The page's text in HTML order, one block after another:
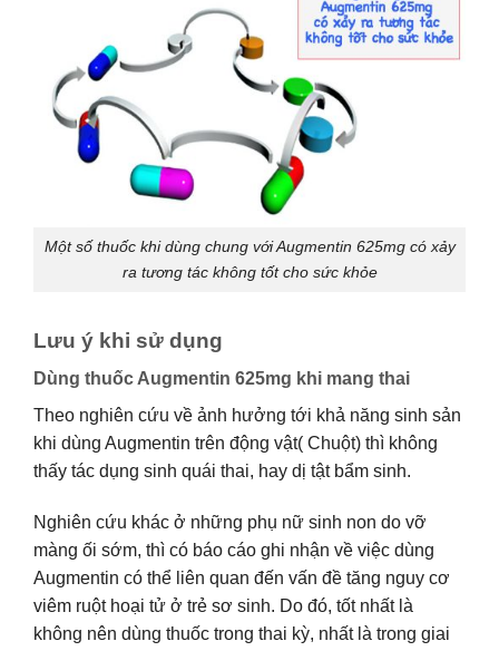
Một số thuốc khi dùng chung với Augmentin 625mg có xảy
ra tương tác không tốt cho sức khỏe
Lưu ý khi sử dụng
Dùng thuốc Augmentin 625mg khi mang thai
Theo nghiên cứu về ảnh hưởng tới khả năng sinh sản
khi dùng Augmentin trên động vật( Chuột) thì không
thấy tác dụng sinh quái thai, hay dị tật bẩm sinh.
Nghiên cứu khác ở những phụ nữ sinh non do vỡ
màng ối sớm, thì có báo cáo ghi nhận về việc dùng
Augmentin có thể liên quan đến vấn đề tăng nguy cơ
viêm ruột hoại tử ở trẻ sơ sinh. Do đó, tốt nhất là
không nên dùng thuốc trong thai kỳ, nhất là trong giai